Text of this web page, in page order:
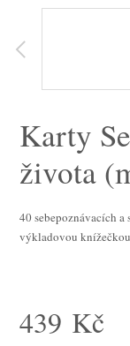
Karty
života
40 sebepoznávacích
výkladovou
439 Kč